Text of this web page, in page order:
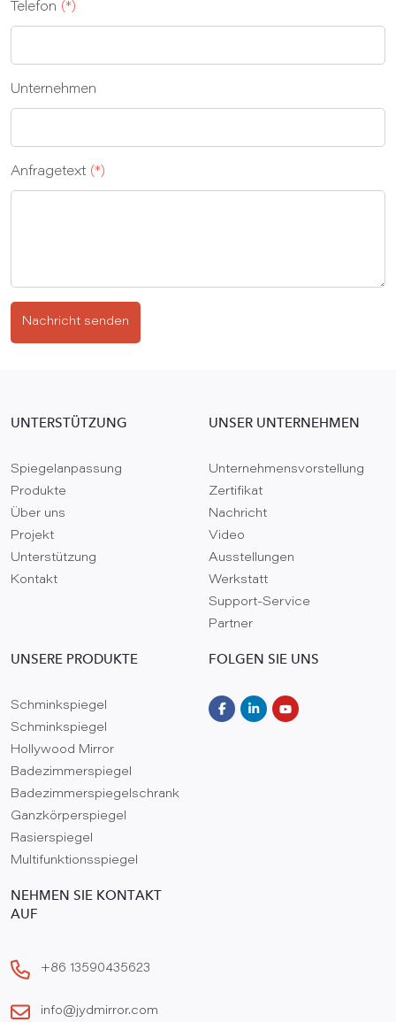
Telefon (*)
Unternehmen
Anfragetext (*)
Nachricht senden
UNTERSTÜTZUNG
Spiegelanpassung
Produkte
Über uns
Projekt
Unterstützung
Kontakt
UNSER UNTERNEHMEN
Unternehmensvorstellung
Zertifikat
Nachricht
Video
Ausstellungen
Werkstatt
Support-Service
Partner
UNSERE PRODUKTE
Schminkspiegel
Schminkspiegel
Hollywood Mirror
Badezimmerspiegel
Badezimmerspiegelschrank
Ganzkörperspiegel
Rasierspiegel
Multifunktionsspiegel
FOLGEN SIE UNS
NEHMEN SIE KONTAKT
AUF
+86 13590435623
info@jydmirror.com